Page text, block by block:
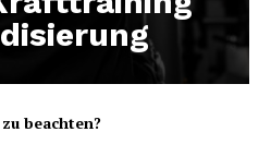
beachten?